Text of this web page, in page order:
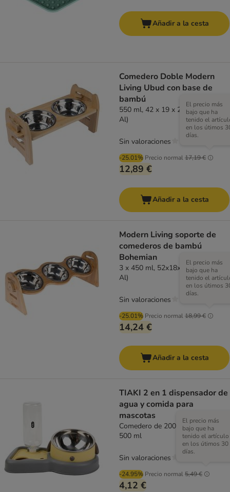
Añadir a la cesta
Comedero Doble Modern
Living Ubud con base de
bambú
550 ml, 42 x 19 x 20 cm (L x An x
Al)
-25.01% Precio normal17,19 €
El precio más
bajo que ha
tenido el
en los útimos
días.
12,89 €
Sin valoraciones
Añadir a la cesta
Modern Living soporte de
comederos de bambú
Bohemian
3 x 450 ml, 52x18x18cm (L x An x
Al)
-25.01% Precio normal18,99 €
El precio más
bajo que ha
tenido el
en los útimos
días.
14,24 €
Sin valoraciones
Añadir a la cesta
TIAKI 2 en 1 dispensador de
agua y comida para
mascotas
Comedero de 200 ml + botella de
500 ml
-24.95% Precio normal5,49 €
El precio más
bajo que ha
tenido el artículo
en los útimos 30
días.
4,12 €
Sin valoraciones